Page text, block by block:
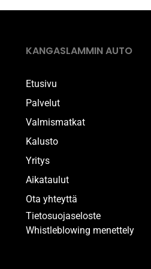
KANGASLAMMIN AUTO
Etusivu
Palvelut
Valmismatkat
Kalusto
Yritys
Aikataulut
Ota yhteyttä
Tietosuojaseloste
Whistleblowing menettely